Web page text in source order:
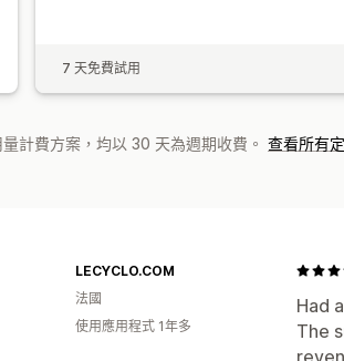
7 天免費試用
計費方案，均以 30 天為週期收費。 查看所有
Had
The
LECYCLO.COM
法國
使用應用程式 1年多